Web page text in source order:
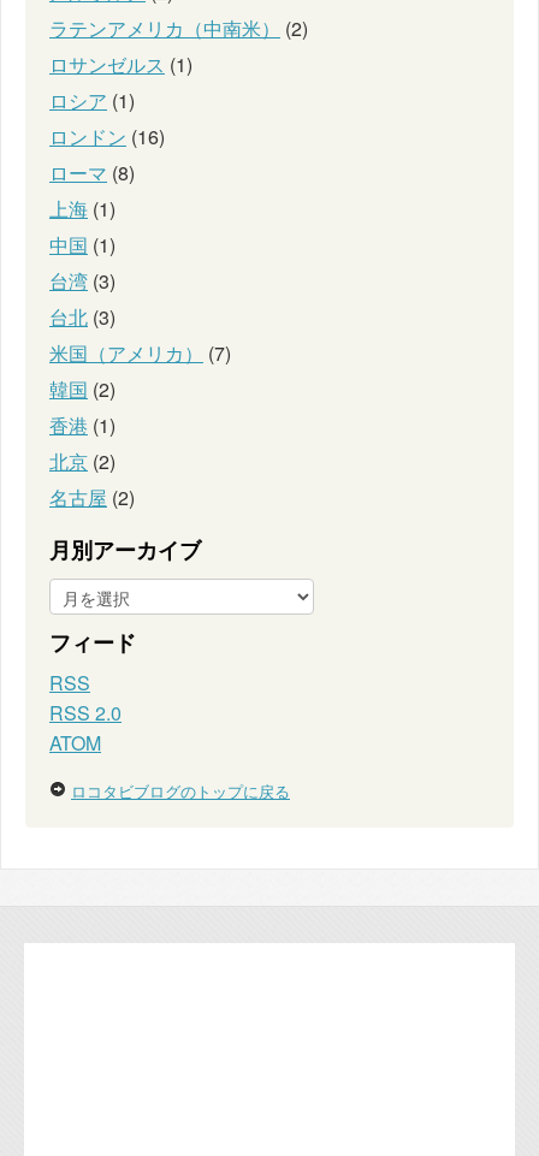
ラテンアメリカ（中南米）
(2)
ロサンゼルス (1)
ロシア (1)
ロンドン (16)
ローマ (8)
上海 (1)
中国 (1)
台湾 (3)
台北 (3)
米国（アメリカ）
(7)
韓国 (2)
香港 (1)
北京 (2)
名古屋 (2)
月別アーカイブ
フィード
RSS
RSS 2.0
ATOM
ロコタビブログのトップに戻る